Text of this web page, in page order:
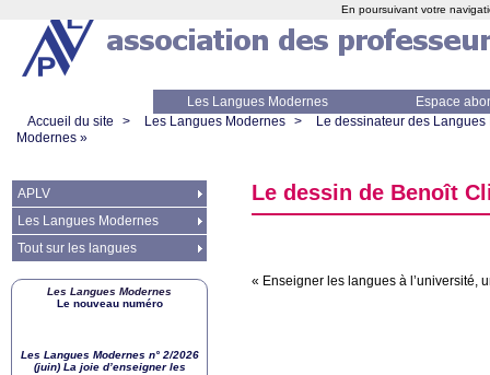
Les Langues Modernes
Espace
Accueil du site
> Les Langues Modernes >
Le dessinateur des Langues
Modernes »
Le dessin de Benoît
« Enseigner les langues à l’université,
APLV
Les Langues Modernes
Tout sur les langues
Les Langues Modernes
Le nouveau numéro
Les Langues Modernes n° 2/2026
(juin) La joie d’enseigner les
En poursuivant votre